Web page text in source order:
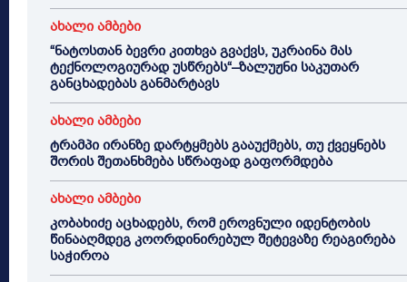
ახალი ამბები
“ნატოსთან ბევრი კითხვა გვაქვს, უკრაინა მას
ტექნოლოგიურად უსწრებს“–ზალუჟნი საკუთარ
განცხადებას განმარტავს
ახალი ამბები
ტრამპი ირანზე დარტყმებს გააუქმებს, თუ ქვეყნებს
შორის შეთანხმება სწრაფად გაფორმდება
ახალი ამბები
კობახიძე აცხადებს, რომ ეროვნული იდენტობის
წინააღმდეგ კოორდინირებულ შეტევაზე რეაგირება
საჭიროა